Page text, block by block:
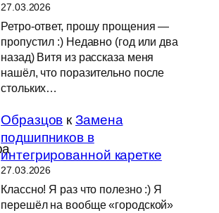
27.03.2026
Ретро-ответ, прошу прощения —
пропустил :) Недавно (год или два
назад) Витя из рассказа меня
нашёл, что поразительно после
стольких…
Образцов кЗамена
подшипников в
интегрированной каретке
27.03.2026
Классно! Я раз что полезно :) Я
перешёл на вообще «городской»